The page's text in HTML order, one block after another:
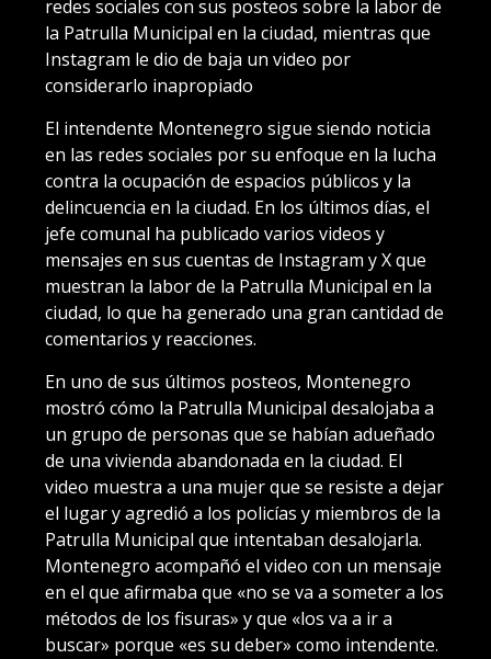
redes sociales con sus posteos sobre la labor de
la Patrulla Municipal en la ciudad, mientras que
Instagram le dio de baja un video por
considerarlo inapropiado
El intendente Montenegro sigue siendo noticia
en las redes sociales por su enfoque en la lucha
contra la ocupación de espacios públicos y la
delincuencia en la ciudad. En los últimos días, el
jefe comunal ha publicado varios videos y
mensajes en sus cuentas de Instagram y X que
muestran la labor de la Patrulla Municipal en la
ciudad, lo que ha generado una gran cantidad de
comentarios y reacciones.
En uno de sus últimos posteos, Montenegro
mostró cómo la Patrulla Municipal desalojaba a
un grupo de personas que se habían adueñado
de una vivienda abandonada en la ciudad. El
video muestra a una mujer que se resiste a dejar
el lugar y agredió a los policías y miembros de la
Patrulla Municipal que intentaban desalojarla.
Montenegro acompañó el video con un mensaje
en el que afirmaba que «no se va a someter a los
métodos de los fisuras» y que «los va a ir a
buscar» porque «es su deber» como intendente.